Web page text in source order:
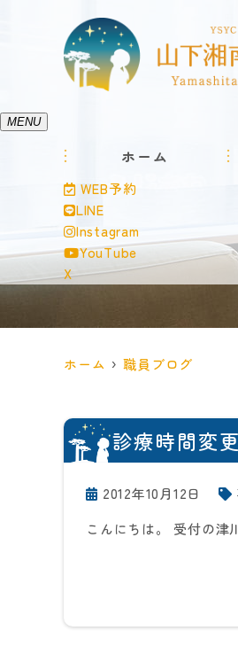
MENU
ホーム
WEB予約
LINE
Instagram
YouTube
X
ホーム 職員ブログ
診療時間変
2012年10月12日
こんにちは。 受付の